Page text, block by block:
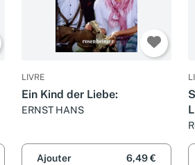
LIVRE
Ein Kind der Liebe:
ERNST HANS
Ajouter 6,49 €